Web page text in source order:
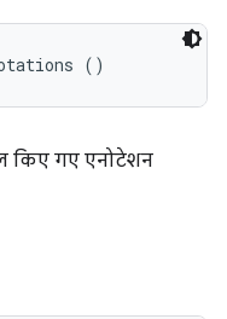
()
किए गए एनोटेशन